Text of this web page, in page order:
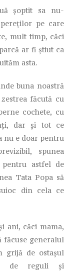
șoptit sa nu-
pe care
mult timp, căci
ar fi știut ca
asta.
buna noastră
făcută cu
cochete, cu
dar și tot ce
nu e doar pentru
spunea
pentru astfel de
Tata Popa să
din cela ce
ani, căci mama,
făcuse generalul
grijă de ostașul
de reguli și